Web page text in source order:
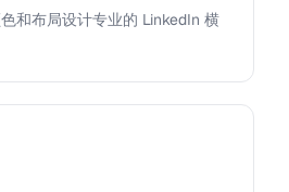
和布局设计专业的 LinkedIn 横